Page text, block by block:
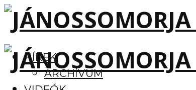
HÍREK
ARCHÍVUM